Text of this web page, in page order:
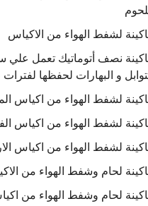
لشفط الهواء من الاكياس
نصف أتوماتيك تعمل
و البهارات لحفظها
لشفط الهواء من اكياس
لشفط الهواء من اكياس
لشفط الهواء من اكياس
لحام وشفط الهواء من
لحام وشفط الهواء من